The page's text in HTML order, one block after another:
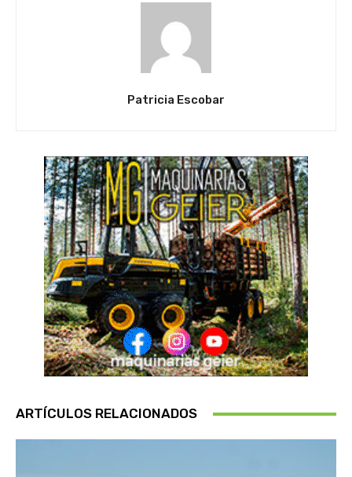
Patricia Escobar
ARTÍCULOS RELACIONADOS